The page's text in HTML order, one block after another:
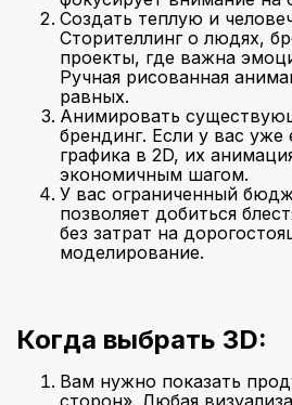
Создать теплую и
Сторителлинг о людях,
проекты, где важна
Ручная рисованная
равных.
Анимировать
брендинг. Если у вас уже
графика в 2D, их
экономичным шагом.
У вас ограниченный
позволяет добиться
без затрат на
моделирование.
Когда выбрать 3D:
Вам нужно показать
сторон». Любая